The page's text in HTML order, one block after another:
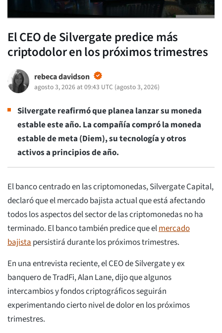
El CEO de Silvergate predice más
criptodolor en los próximos trimestres
rebeca davidson
agosto 3, 2026 at 09:43 UTC (agosto 3, 2026)
Silvergate reafirmó que planea lanzar su moneda
estable este año. La compañía compró la moneda
estable de meta (Diem), su tecnología y otros
activos a principios de año.
El banco centrado en las criptomonedas, Silvergate Capital,
declaró que el mercado bajista actual que está afectando
todos los aspectos del sector de las criptomonedas no ha
terminado. El banco también predice que elmercado
bajistapersistirá durante los próximos trimestres.
En una entrevista reciente, el CEO de Silvergate y ex
banquero de TradFi, Alan Lane, dijo que algunos
intercambios y fondos criptográficos seguirán
experimentando cierto nivel de dolor en los próximos
trimestres.